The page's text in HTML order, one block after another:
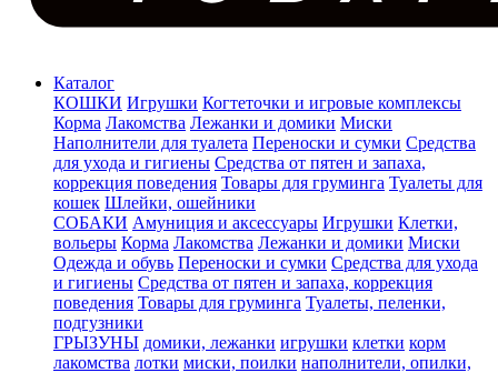
Каталог
КОШКИ Игрушки Когтеточки и игровые комплексы
Корма Лакомства Лежанки и домики Миски
Наполнители для туалета Переноски и сумки Средства
для ухода и гигиены Средства от пятен и запаха,
коррекция поведения Товары для груминга Туалеты для
кошек Шлейки, ошейники
СОБАКИ Амуниция и аксессуары Игрушки Клетки,
вольеры Корма Лакомства Лежанки и домики Миски
Одежда и обувь Переноски и сумки Средства для ухода
и гигиены Средства от пятен и запаха, коррекция
поведения Товары для груминга Туалеты, пеленки,
подгузники
ГРЫЗУНЫ домики, лежанки игрушки клетки корм
лакомства лотки миски, поилки наполнители, опилки,